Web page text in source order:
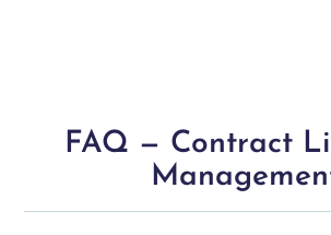
FAQ — Contract